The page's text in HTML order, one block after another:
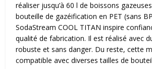
réaliser jusqu’à 60 l de boissons
bouteille de gazéification en PET (sans
SodaStream COOL TITAN inspire
qualité de fabrication. Il est réalisé avec
robuste et sans danger. Du reste, cette
compatible avec diverses tailles de